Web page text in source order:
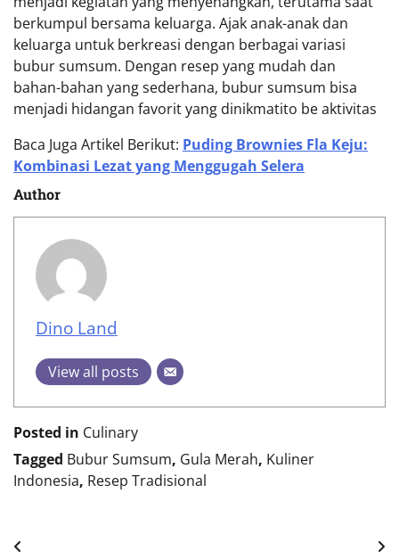
berkumpul bersama keluarga. Ajak anak-anak dan
keluarga untuk berkreasi dengan berbagai variasi
bubur sumsum. Dengan resep yang mudah dan
bahan-bahan yang sederhana, bubur sumsum bisa
menjadi hidangan favorit yang dinikmatito be aktivitas
Baca Juga Artikel Berikut: Puding Brownies Fla Keju:
Kombinasi Lezat yang Menggugah Selera
Author
Dino Land
View all posts
Posted in Culinary
Tagged Bubur Sumsum, Gula Merah, Kuliner
Indonesia, Resep Tradisional
Post